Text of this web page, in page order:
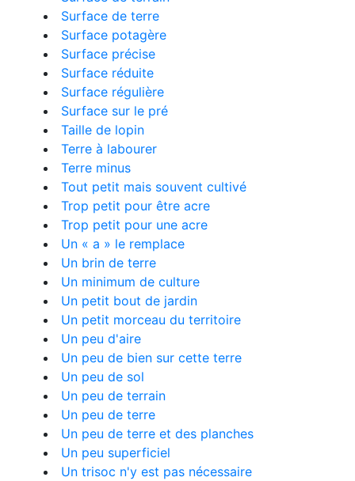
Surface de terre
Surface potagère
Surface précise
Surface réduite
Surface régulière
Surface sur le pré
Taille de lopin
Terre à labourer
Terre minus
Tout petit mais souvent cultivé
Trop petit pour être acre
Trop petit pour une acre
Un « a » le remplace
Un brin de terre
Un minimum de culture
Un petit bout de jardin
Un petit morceau du territoire
Un peu d'aire
Un peu de bien sur cette terre
Un peu de sol
Un peu de terrain
Un peu de terre
Un peu de terre et des planches
Un peu superficiel
Un trisoc n'y est pas nécessaire